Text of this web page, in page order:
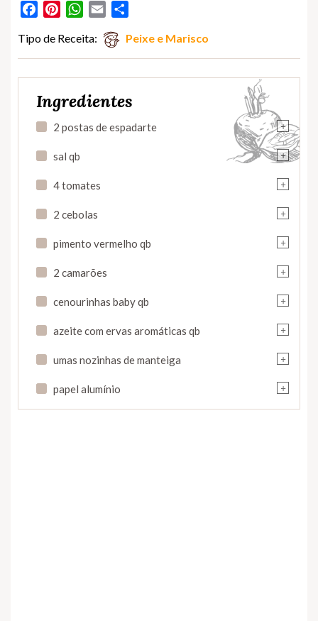
FacebookPinterestWhatsApp
Email
Tipo de Receita: Peixe e Marisco
Ingredientes
+
2 postas de espadarte
+
sal qb
+
4 tomates
+
2 cebolas
+
pimento vermelho qb
+
2 camarões
+
cenourinhas baby qb
+
azeite com ervas aromáticas qb
+
umas nozinhas de manteiga
+
papel alumínio